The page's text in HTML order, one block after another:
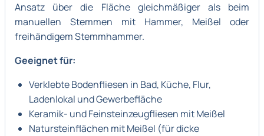
Ansatz über die Fläche gleichmäßiger als beim
manuellen Stemmen mit Hammer, Meißel oder
freihändigem Stemmhammer.
Geeignet für:
Verklebte Bodenfliesen in Bad, Küche, Flur,
Ladenlokal und Gewerbefläche
Keramik- und Feinsteinzeugfliesen mit Meißel
Natursteinflächen mit Meißel (für dicke